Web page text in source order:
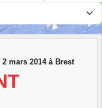
mars 2014 à Brest